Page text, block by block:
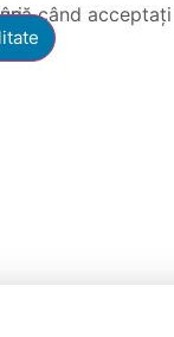
uri.